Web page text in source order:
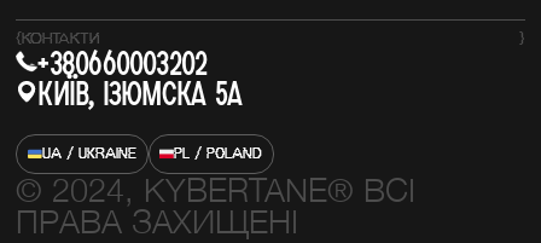
{ КОНТАКТИ }
+380660003202
Київ, Ізюмска 5а
UA / UKRAINE PL / POLAND
© 2024, KYBERTANE® ВСІ
ПРАВА ЗАХИЩЕНІ